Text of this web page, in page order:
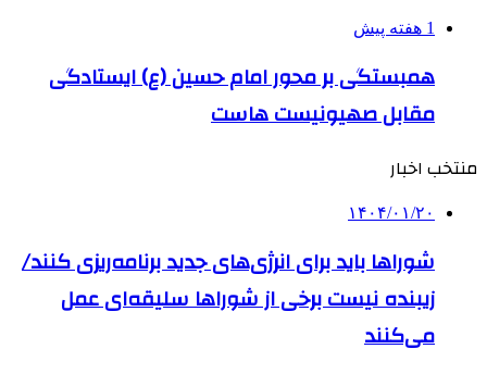
1 هفته پیش
همبستگی بر محور امام حسین (ع) ایستادگی
مقابل صهیونیست هاست
منتخب اخبار
۱۴۰۴/۰۱/۲۰
شوراها باید برای انرژی‌های جدید برنامه‌ریزی کنند/
زیبنده نیست برخی از شوراها سلیقه‌ای عمل
می‌کنند